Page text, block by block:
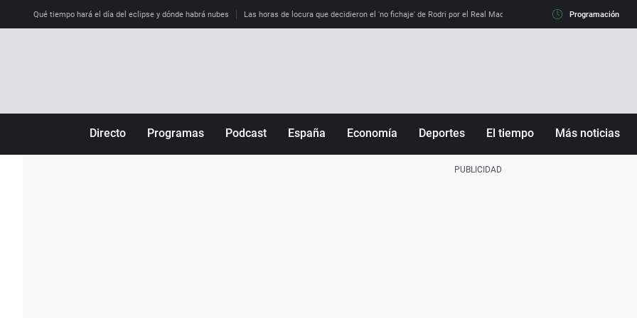
Qué tiempo hará el día del eclipse y dónde habrá nubes Las horas de locura que decidieron el 'no fichaje' de Rodri por el Real Madrid y su 'sí' al Barça La llamada
Programación
Directo Programas Podcast España Economía Deportes El tiempo Más noticias